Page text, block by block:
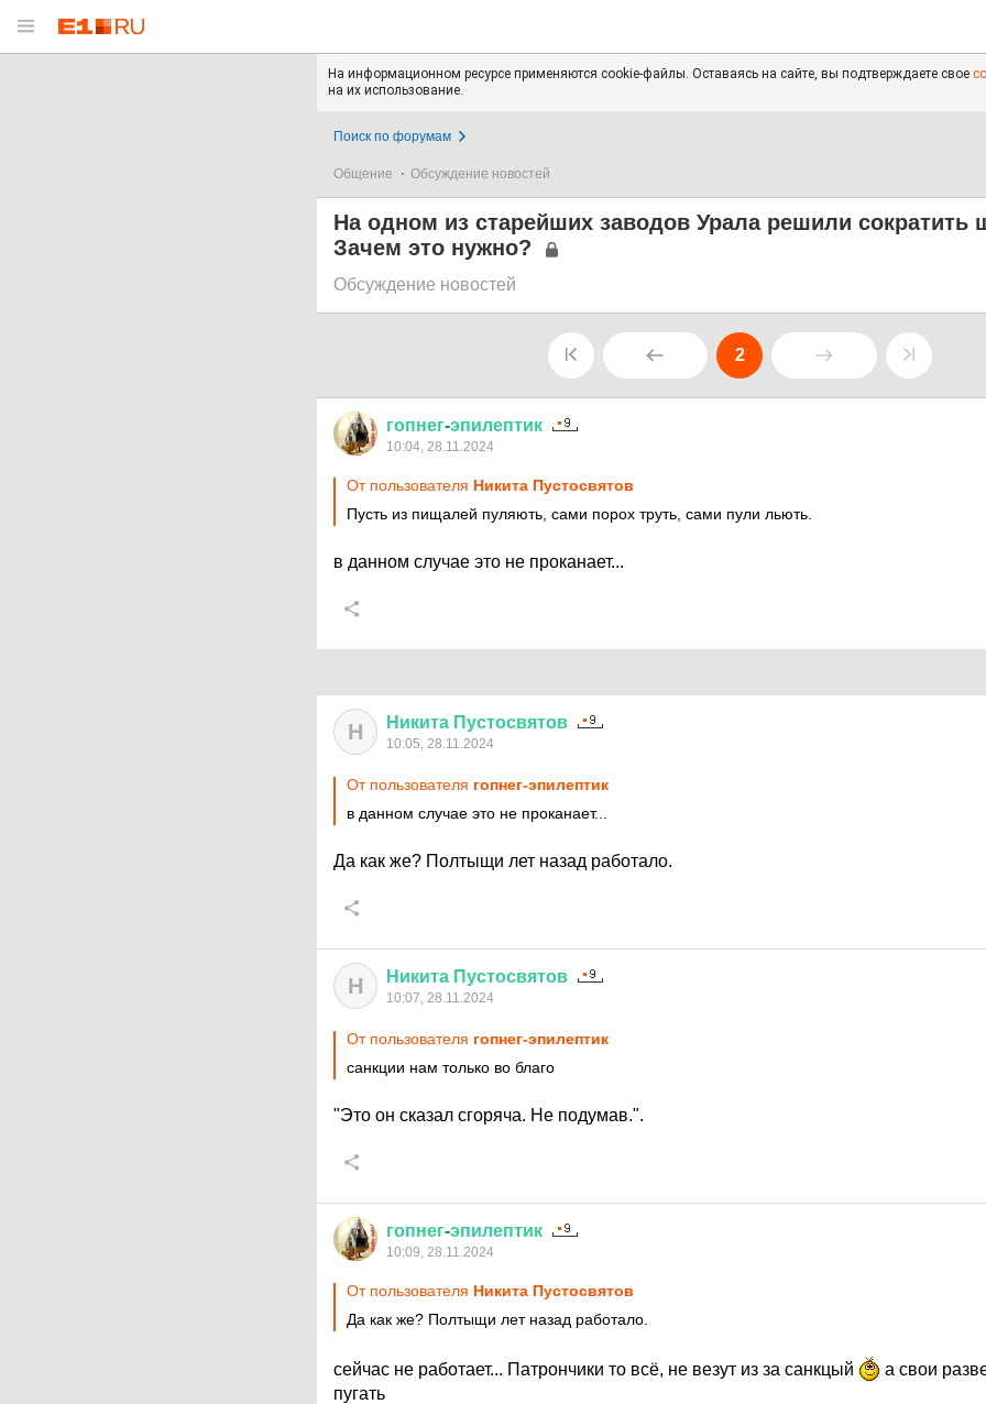
На информационном ресурсе применяются cookie-файлы. Оставаясь на сайте, вы подтверждаете свое
на их использование.
Поиск по форумам
Общение Обсуждение новостей
На одном из старейших заводов Урала решили сократить
Зачем это нужно?
Обсуждение новостей
2
гопнег-эпилептик
10:04, 28.11.2024
От пользователя Никита Пустосвятов
Пусть из пищалей пуляють, сами порох труть, сами пули льють.
в данном случае это не проканает...
Н Никита Пустосвятов
10:05, 28.11.2024
От пользователя гопнег-эпилептик
в данном случае это не проканает...
Да как же? Полтыщи лет назад работало.
Н Никита Пустосвятов
10:07, 28.11.2024
От пользователя гопнег-эпилептик
санкции нам только во благо
"Это он сказал сгоряча. Не подумав.".
гопнег-эпилептик
10:09, 28.11.2024
От пользователя Никита Пустосвятов
Да как же? Полтыщи лет назад работало.
сейчас не работает... Патрончики то всё, не везут из за санкцый
а свои
пугать